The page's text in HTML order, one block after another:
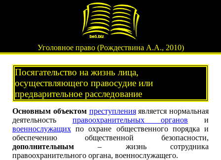
Уголовное право (Рождествина А.А., 2010)
Посягательство на жизнь лица,
осуществляющего правосудие или
предварительное расследование
Основным объектом преступленияявляется нормальная
деятельность правоохранительных органов и
военнослужащих по охране общественного порядка и
обеспечению общественной безопасности,
дополнительным – жизнь сотрудника
правоохранительного органа, военнослужащего.